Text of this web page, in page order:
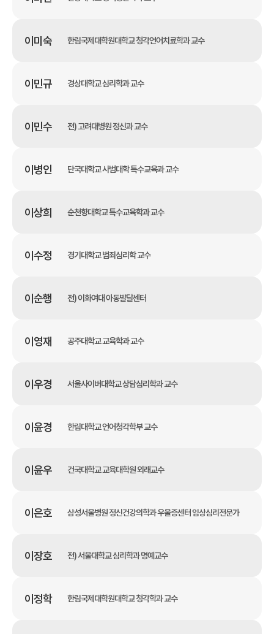
이미숙 한림국제대학원대학교 청각언어치료학과 교수
이민규 경상대학교 심리학과 교수
이민수 전) 고려대병원 정신과 교수
이병인 단국대학교 사범대학 특수교육과 교수
이상희 순천향대학교 특수교육학과 교수
이수정 경기대학교 범죄심리학 교수
이순행 전) 이화여대 아동발달센터
이영재 공주대학교 교육학과 교수
이우경 서울사이버대학교 상담심리학과 교수
이윤경 한림대학교 언어청각학부 교수
이윤우 건국대학교 교육대학원 외래교수
이은호 삼성서울병원 정신건강의학과 우울증센터 임상심리전문가
이장호 전) 서울대학교 심리학과 명예교수
이정학 한림국제대학원대학교 청각학과 교수